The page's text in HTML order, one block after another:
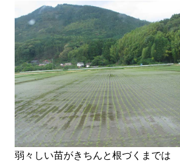
弱々しい苗がきちんと根づくまでは